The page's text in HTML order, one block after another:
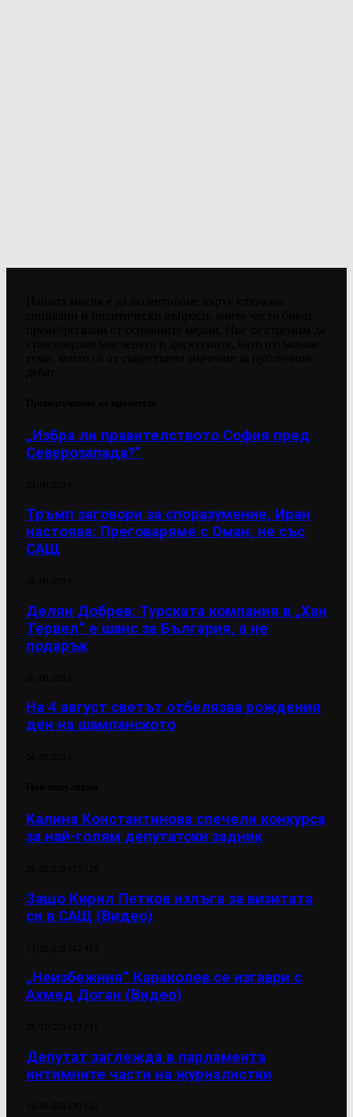
„Избра ли правителството София пред
Северозапада?“
Тръмп заговори за споразумение, Иран
настоява: Преговаряме с Оман, не със
САЩ
Делян Добрев: Турската компания в „Хан
Тервел“ е шанс за България, а не
подарък
На 4 август светът отбелязва рождения
ден на шампанското
Калина Константинова спечели конкурса
за най-голям депутатски задник
Защо Кирил Петков излъга за визитата
си в САЩ (Видео)
„Неизбежния“ Караколев се изгаври с
Ахмед Доган (Видео)
Депутат заглежда в парламента
интимните части на журналистки